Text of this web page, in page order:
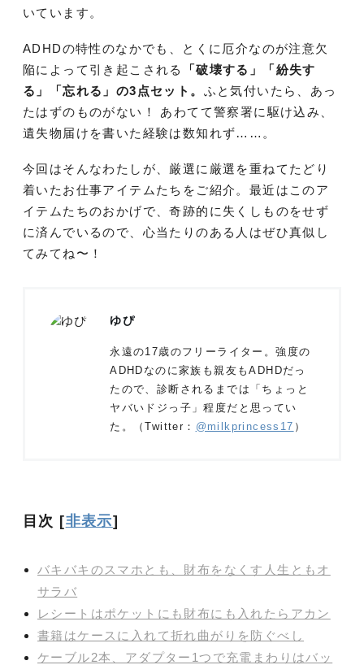
いています。
ADHDの特性のなかでも、とくに厄介なのが注意欠
陥によって引き起こされる
「破壊する」「紛失す
る」「忘れる」の3点セット。 ふと気付いたら、あっ
たはずのものがない！ あわてて警察署に駆け込み、
遺失物届けを書いた経験は数知れず……。
今回はそんなわたしが、厳選に厳選を重ねてたどり
着いたお仕事アイテムたちをご紹介。最近はこのア
イテムたちのおかげで、奇跡的に失くしものをせず
に済んでいるので、心当たりのある人はぜひ真似し
てみてね〜！
ゆぴ
永遠の17歳のフリーライター。強度の
ADHDなのに家族も親友もADHDだっ
たので、診断されるまでは「ちょっと
ヤバいドジっ子」程度だと思ってい
た。（Twitter： @milkprincess17 ）
目次 [非表示]
バキバキのスマホとも、財布をなくす人生ともオ
サラバ
レシートはポケットにも財布にも入れたらアカン
書籍はケースに入れて折れ曲がりを防ぐべし
ケーブル2本、アダプター1つで充電まわりはバッ